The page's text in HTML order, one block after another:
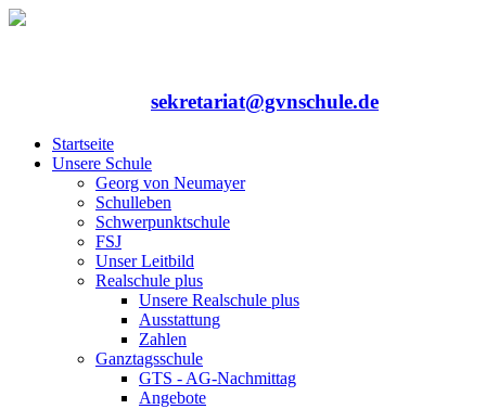
sekretariat@gvnschule.de
Startseite
Unsere Schule
Georg von Neumayer
Schulleben
Schwerpunktschule
FSJ
Unser Leitbild
Realschule plus
Unsere Realschule plus
Ausstattung
Zahlen
Ganztagsschule
GTS - AG-Nachmittag
Angebote